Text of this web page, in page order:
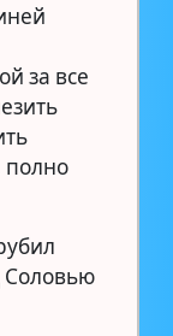
за все
полно
Соловью